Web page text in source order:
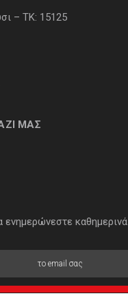
– ΤΚ: 15125
ΜΑΣ
ενημερώνεστε καθημερινά